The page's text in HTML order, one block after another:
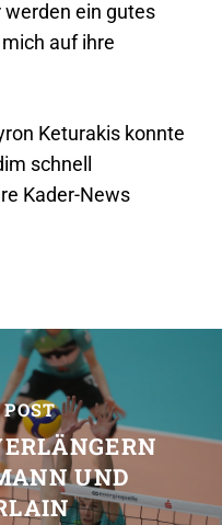
ein gutes
auf ihre
Keturakis konnte
schnell
Kader-News
UND